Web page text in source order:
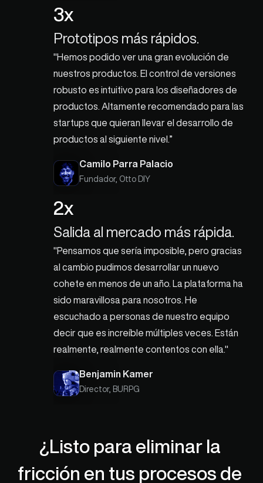
3x
Prototipos más rápidos.
"Hemos podido ver una gran evolución de
nuestros productos. El control de versiones
robusto es intuitivo para los diseñadores de
productos. Altamente recomendado para las
startups que quieran llevar el desarrollo de
productos al siguiente nivel.”
Camilo Parra Palacio
Fundador, Otto DIY
2x
Salida al mercado más rápida.
"Pensamos que sería imposible, pero gracias
al cambio pudimos desarrollar un nuevo
cohete en menos de un año. La plataforma ha
sido maravillosa para nosotros. He
escuchado a personas de nuestro equipo
decir que es increíble múltiples veces. Están
realmente, realmente contentos con ella."
Benjamin Kamer
Director, BURPG
¿Listo para eliminar la
fricción en tus procesos de